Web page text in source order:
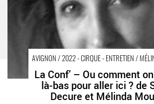
AVIGNON / 2022 - CIRQUE - ENTRETIEN /
La Conf’ – Ou comment
là-bas pour aller ici ? de
Decure et Mélinda